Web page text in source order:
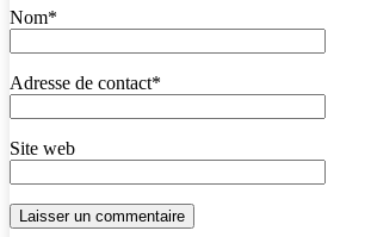
Nom*
Adresse de contact*
Site web